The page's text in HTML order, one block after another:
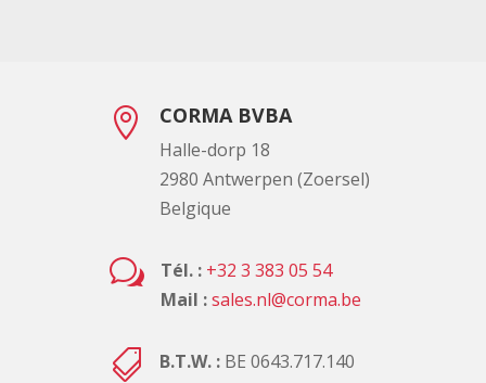
 CORMA BVBA
Halle-dorp 18
2980 Antwerpen (Zoersel)
Belgique
w Tél. : +32 3 383 05 54
Mail :sales.nl@corma.be
 B.T.W. : BE 0643.717.140